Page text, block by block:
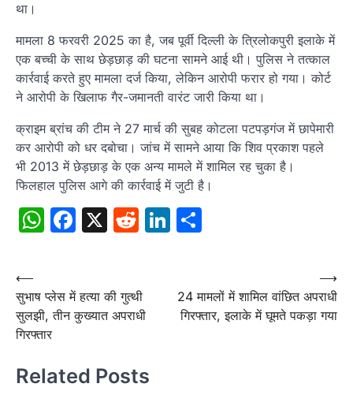
था।
मामला 8 फरवरी 2025 का है, जब पूर्वी दिल्ली के त्रिलोकपुरी इलाके में
एक बच्ची के साथ छेड़छाड़ की घटना सामने आई थी। पुलिस ने तत्काल
कार्रवाई करते हुए मामला दर्ज किया, लेकिन आरोपी फरार हो गया। कोर्ट
ने आरोपी के खिलाफ गैर-जमानती वारंट जारी किया था।
क्राइम ब्रांच की टीम ने 27 मार्च की सुबह कोटला पटपड़गंज में छापेमारी
कर आरोपी को धर दबोचा। जांच में सामने आया कि शिव प्रकाश पहले
भी 2013 में छेड़छाड़ के एक अन्य मामले में शामिल रह चुका है।
फिलहाल पुलिस आगे की कार्रवाई में जुटी है।
WhatsApp
Facebook
X RedditLinkedIn
Post
navigation
⟵
सुभाष प्लेस में हत्या की गुत्थी
सुलझी, तीन कुख्यात अपराधी
गिरफ्तार
24 मामलों में शामिल वांछित अपराधी
गिरफ्तार, इलाके में घूमते पकड़ा गया
⟶
Related Posts